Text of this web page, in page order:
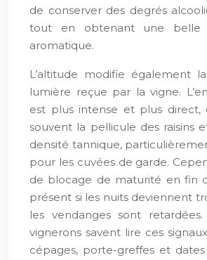
de conserver des degrés
tout en obtenant une belle
aromatique.
L’altitude modifie également
lumière reçue par la vigne.
est plus intense et plus direct,
souvent la pellicule des raisins
densité tannique,
pour les cuvées de garde.
de blocage de maturité en fin
présent si les nuits deviennent
les vendanges sont
vignerons savent lire ces
cépages, porte-greffes et